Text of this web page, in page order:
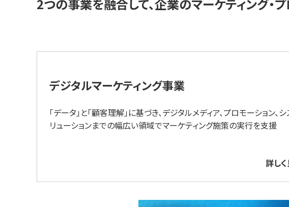
2つの事業を融合して、企業のマーケティング・
デジタルマーケティング事業
「データ」と「顧客理解」に基づき、デジタルメディア、プロモーション、
リューションまでの幅広い領域でマーケティング施策の実行を支援
詳し